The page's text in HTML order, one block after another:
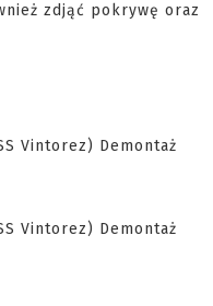
zdjąć pokrywę oraz